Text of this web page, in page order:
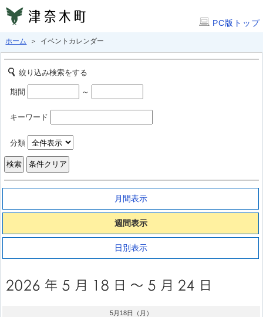
PC版トップ
ホーム ＞ イベントカレンダー
絞り込み検索をする
期間 ～
キーワード
分類
月間表示
週間表示
日別表示
5月18日（月）